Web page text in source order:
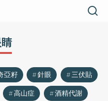
亞籽 針眼
三伏貼
高山症
酒精代謝